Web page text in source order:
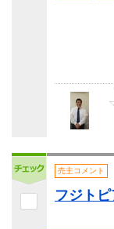
売主コメント
フジト